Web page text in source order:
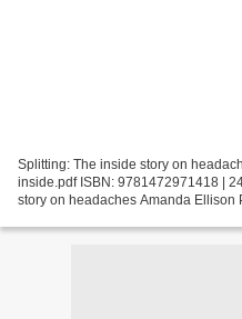
Splitting: The inside story on
inside.pdf ISBN: 9781472971418 |
story on headaches Amanda Ellison